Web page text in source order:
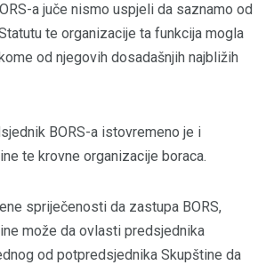
a juče nismo uspjeli da saznamo od
te organizacije ta funkcija mogla
od njegovih dosadašnjih najbližih
BORS-a istovremeno je i
te krovne organizacije boraca.
spriječenosti da zastupa BORS,
može da ovlasti predsjednika
od potpredsjednika Skupštine da